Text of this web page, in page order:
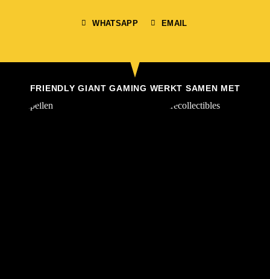
WHATSAPP EMAIL
FRIENDLY GIANT GAMING WERKT SAMEN MET